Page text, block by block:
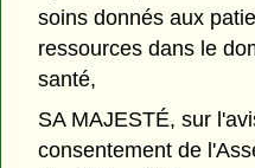
soins donnés aux
ressources dans le
santé,
SA MAJESTÉ, sur
consentement de